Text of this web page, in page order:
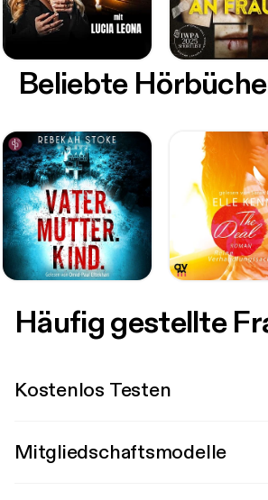
Beliebte
Häufig gestellte
Kostenlos Testen
Mitgliedschaftsmodelle